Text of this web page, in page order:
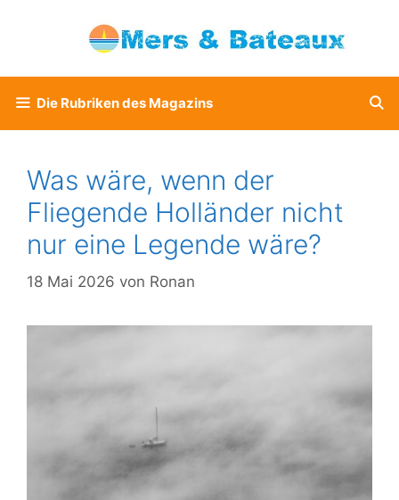
Die Rubriken des Magazins
Was wäre, wenn der
Fliegende Holländer nicht
nur eine Legende wäre?
18 Mai 2026 von Ronan